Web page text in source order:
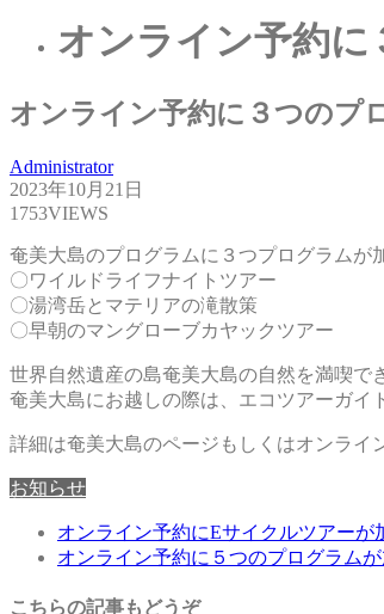
オンライン予約に
オンライン予約に３つのプ
Administrator
2023年10月21日
1753VIEWS
奄美大島のプログラムに３つプログラムが
〇ワイルドライフナイトツアー
〇湯湾岳とマテリアの滝散策
〇早朝のマングローブカヤックツアー
世界自然遺産の島奄美大島の自然を満喫で
奄美大島にお越しの際は、エコツアーガイ
詳細は奄美大島のページもしくはオンライ
お知らせ
オンライン予約にEサイクルツアーが
オンライン予約に５つのプログラムが
こちらの記事もどうぞ